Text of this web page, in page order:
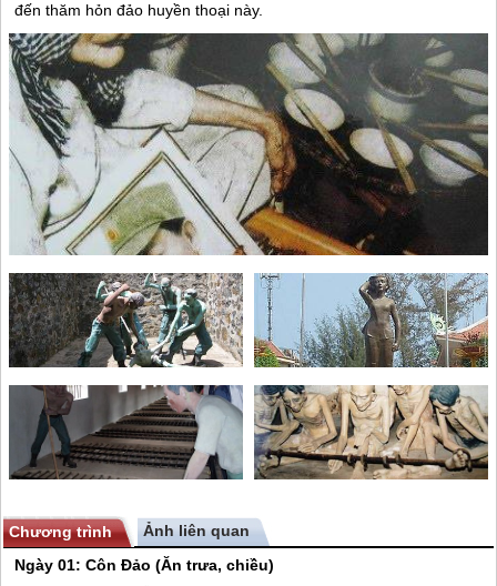
đến thăm hỏn đảo huyền thoại này.
Chương trình
Ảnh liên quan
Ngày 01:Côn Đảo (Ăn trưa, chiều)